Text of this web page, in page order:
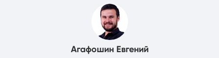
Агафошин Евгений